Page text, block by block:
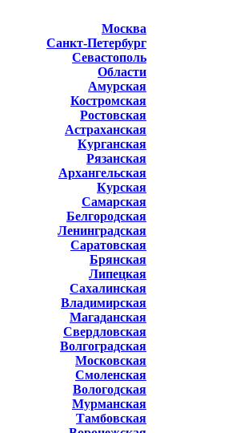
Москва
Санкт-Петербург
Севастополь
Области
Амурская
Костромская
Ростовская
Астраханская
Курганская
Рязанская
Архангельская
Курская
Самарская
Белгородская
Ленинградская
Саратовская
Брянская
Липецкая
Сахалинская
Владимирская
Магаданская
Свердловская
Волгоградская
Московская
Смоленская
Вологодская
Мурманская
Тамбовская